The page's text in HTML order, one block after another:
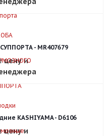
- MR407679
цену и
KASHIYAMA - D6106
цену и